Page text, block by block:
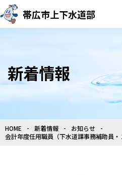
帯広市上下水道部
新着情報
HOME 新着情報
お知らせ
会計年度任用職員（下水道課事務補助員